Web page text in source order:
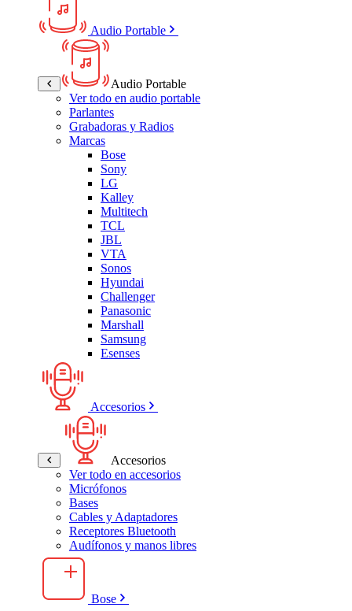
Audio Portable
Audio Portable
Ver todo en audio portable
Parlantes
Grabadoras y Radios
Marcas
Bose
Sony
LG
Kalley
Multitech
TCL
JBL
VTA
Sonos
Hyundai
Challenger
Panasonic
Marshall
Samsung
Esenses
Accesorios
Accesorios
Ver todo en accesorios
Micrófonos
Bases
Cables y Adaptadores
Receptores Bluetooth
Audífonos y manos libres
Bose